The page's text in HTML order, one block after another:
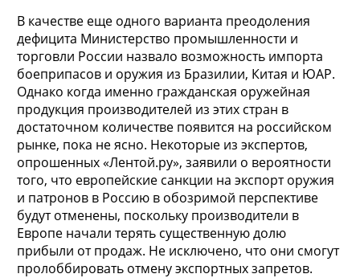
В качестве еще одного варианта преодоления
дефицита Министерство промышленности и
торговли России назвало возможность импорта
боеприпасов и оружия из Бразилии, Китая и ЮАР.
Однако когда именно гражданская оружейная
продукция производителей из этих стран в
достаточном количестве появится на российском
рынке, пока не ясно. Некоторые из экспертов,
опрошенных «Лентой.ру», заявили о вероятности
того, что европейские санкции на экспорт оружия
и патронов в Россию в обозримой перспективе
будут отменены, поскольку производители в
Европе начали терять существенную долю
прибыли от продаж. Не исключено, что они смогут
пролоббировать отмену экспортных запретов.